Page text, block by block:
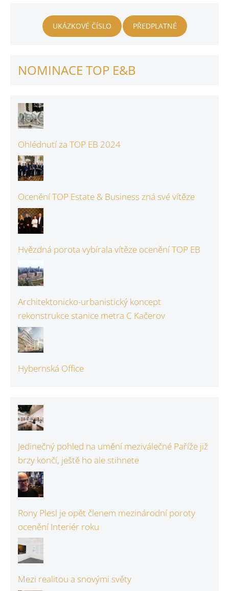
UKÁZKOVÉ ČÍSLO PŘEDPLATNÉ
NOMINACE TOP E&B
Ohlédnutí za TOP EB 2024
Ocenění TOP Estate & Business zná své vítěze
Hvězdná porota vybírala vítěze ocenění TOP EB
Architektonicko-urbanistický koncept
rekonstrukce stanice metra C Kačerov
Hybernská Office
Jedinečný pohled na umění meziválečné Paříže již
brzy končí, ještě ho ale stihnete
Rony Plesl je opět členem mezinárodní poroty
ocenění Interiér roku
Mezi realitou a snovými světy